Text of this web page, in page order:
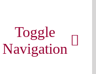
Toggle
Navigation